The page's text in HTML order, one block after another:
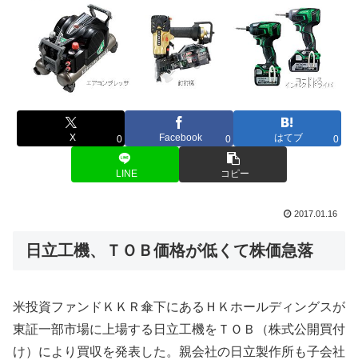
X 0 Facebook 0 はてブ 0
LINE コピー
2017.01.16
日立工機、ＴＯＢ価格が低くて株価急落
米投資ファンドＫＫＲ傘下にあるＨＫホールディングスが
東証一部市場に上場する日立工機をＴＯＢ（株式公開買付
け）により買収を発表した。親会社の日立製作所も子会社